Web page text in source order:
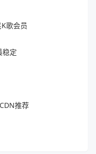
歌会员
稳定
推荐